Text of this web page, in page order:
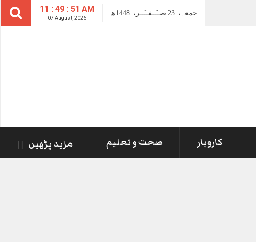
11 : 49 : 52 AM
07 August, 2026
جمعہ، 23 صــَــفــَــر، 1448ھ
کاروبار صحت و تعلیم مزید پڑھیں